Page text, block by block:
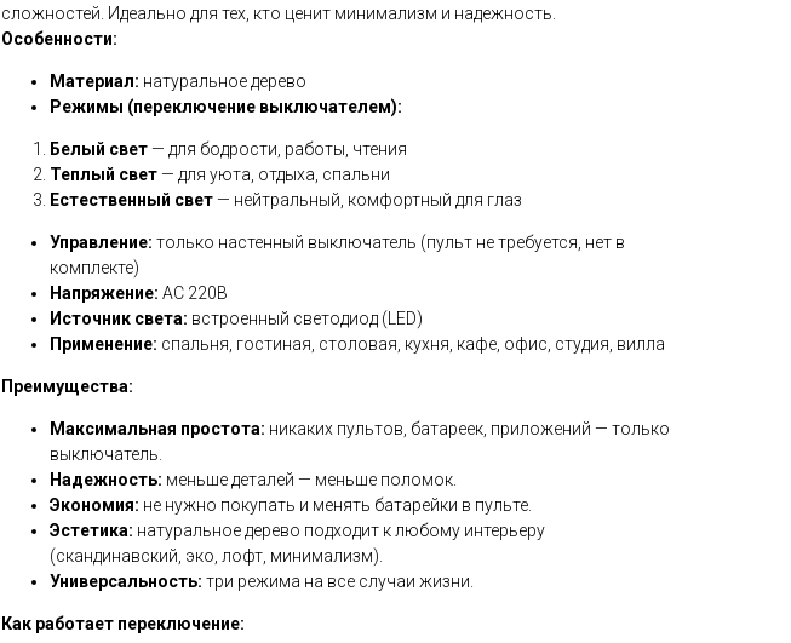
сложностей. Идеально для тех, кто ценит минимализм и надежность.
Особенности:
Материал: натуральное дерево
Режимы (переключение выключателем):
Белый свет— для бодрости, работы, чтения
Теплый свет— для уюта, отдыха, спальни
Естественный свет— нейтральный, комфортный для глаз
Управление: только настенный выключатель (пульт не требуется, нет в
комплекте)
Напряжение: AC 220В
Источник света: встроенный светодиод (LED)
Применение: спальня, гостиная, столовая, кухня, кафе, офис, студия, вилла
Преимущества:
Максимальная простота: никаких пультов, батареек, приложений — только
выключатель.
Надежность: меньше деталей — меньше поломок.
Экономия: не нужно покупать и менять батарейки в пульте.
Эстетика: натуральное дерево подходит к любому интерьеру
(скандинавский, эко, лофт, минимализм).
Универсальность: три режима на все случаи жизни.
Как работает переключение: